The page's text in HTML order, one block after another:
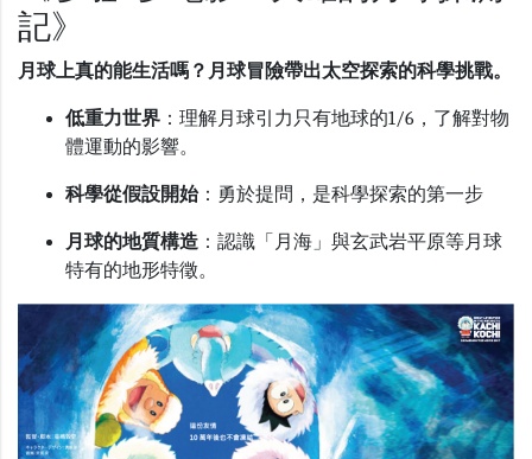
記》
月球上真的能生活嗎？月球冒險帶出太空探索的科學挑戰。
低重力世界 ：理解月球引力只有地球的1/6，了解對物
體運動的影響。
科學從假設開始：勇於提問，是科學探索的第一步
月球的地質構造 ：認識「月海」與玄武岩平原等月球
特有的地形特徵。